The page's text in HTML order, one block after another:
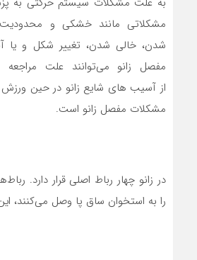
مشکلاتی مانند خشکی و محدودیت
شدن، خالی شدن، تغییر شکل و یا
مفصل زانو می‌توانند علت
از آسیب های شایع زانو در حین
مشکلات مفصل زانو است.
در زانو چهار رباط اصلی قرار دارد.
را به استخوان ساق پا وصل می‌کنند، این